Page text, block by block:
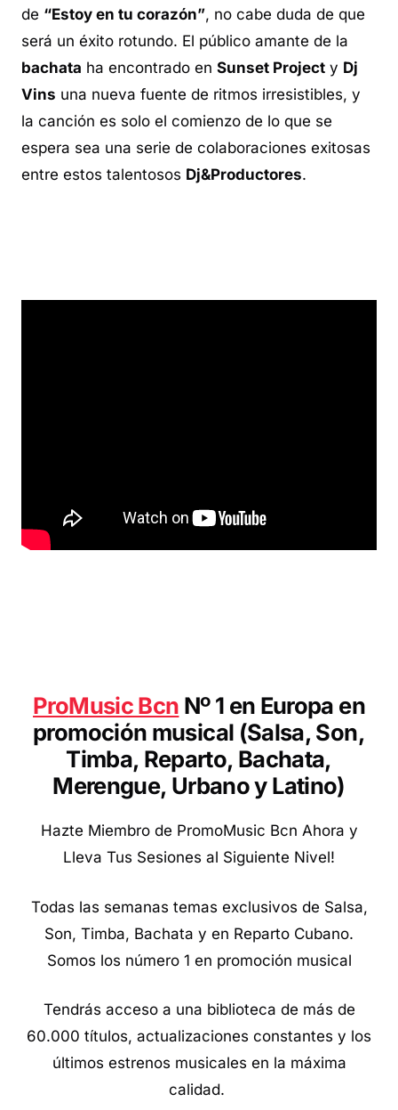
de “Estoy en tu corazón”, no cabe duda de que
será un éxito rotundo. El público amante de la
bachata ha encontrado en Sunset Project y Dj
Vins una nueva fuente de ritmos irresistibles, y
la canción es solo el comienzo de lo que se
espera sea una serie de colaboraciones exitosas
entre estos talentosos Dj&Productores.
ProMusic Bcn Nº 1 en Europa en
promoción musical (Salsa, Son,
Timba, Reparto, Bachata,
Merengue, Urbano y Latino)
Hazte Miembro de PromoMusic Bcn Ahora y
Lleva Tus Sesiones al Siguiente Nivel!
Todas las semanas temas exclusivos de Salsa,
Son, Timba, Bachata y en Reparto Cubano.
Somos los número 1 en promoción musical
Tendrás acceso a una biblioteca de más de
60.000 títulos, actualizaciones constantes y los
últimos estrenos musicales en la máxima
calidad.